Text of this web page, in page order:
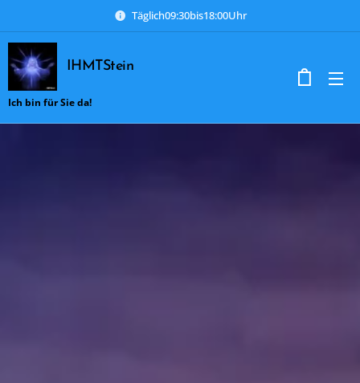
Täglich09:30bis18:00Uhr
IHMTStein
Ich bin für Sie da!